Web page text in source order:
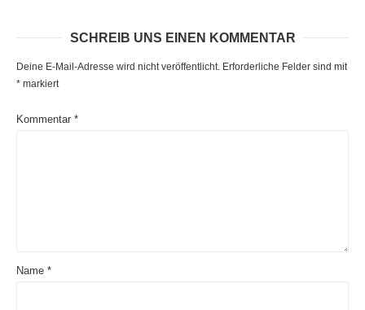
SCHREIB UNS EINEN KOMMENTAR
Deine E-Mail-Adresse wird nicht veröffentlicht. Erforderliche Felder sind mit
* markiert
Kommentar *
Name *